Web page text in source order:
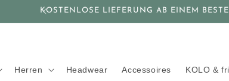
KOSTENLOSE LIEFERUNG AB EINEM
Herren Headwear Accessoires KOLO &